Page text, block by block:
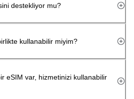
destekliyor mu?
kullanabilir miyim?
eSIM var, hizmetinizi kullanabilir